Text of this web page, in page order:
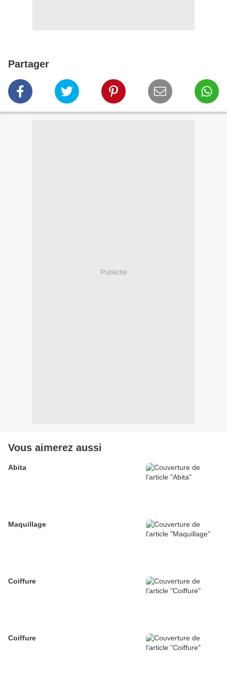
Partager
Publicité
Vous aimerez aussi
Abita
Maquillage
Coiffure
Coiffure